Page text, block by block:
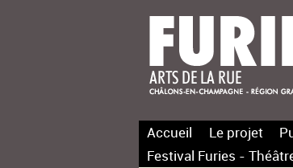
Accueil Le projet
Festival Furies -